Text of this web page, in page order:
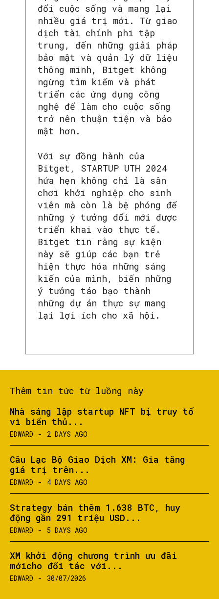
đổi cuộc sống và mang lại
nhiều giá trị mới. Từ giao
dịch tài chính phi tập
trung, đến những giải pháp
bảo mật và quản lý dữ liệu
thông minh, Bitget không
ngừng tìm kiếm và phát
triển các ứng dụng công
nghệ để làm cho cuộc sống
trở nên thuận tiện và bảo
mật hơn.
Với sự đồng hành của
Bitget, STARTUP UTH 2024
hứa hẹn không chỉ là sân
chơi khởi nghiệp cho sinh
viên mà còn là bệ phóng để
những ý tưởng đổi mới được
triển khai vào thực tế.
Bitget tin rằng sự kiện
này sẽ giúp các bạn trẻ
hiện thực hóa những sáng
kiến của mình, biến những
ý tưởng táo bạo thành
những dự án thực sự mang
lại lợi ích cho xã hội.
Thêm tin tức từ luồng này
Nhà sáng lập startup NFT bị truy tố
vì biển thủ...
EDWARD - 2 DAYS AGO
Câu Lạc Bộ Giao Dịch XM: Gia tăng
giá trị trên...
EDWARD - 4 DAYS AGO
Strategy bán thêm 1.638 BTC, huy
động gần 291 triệu USD...
EDWARD - 5 DAYS AGO
XM khởi động chương trình ưu đãi
mớicho đối tác với...
EDWARD - 30/07/2026